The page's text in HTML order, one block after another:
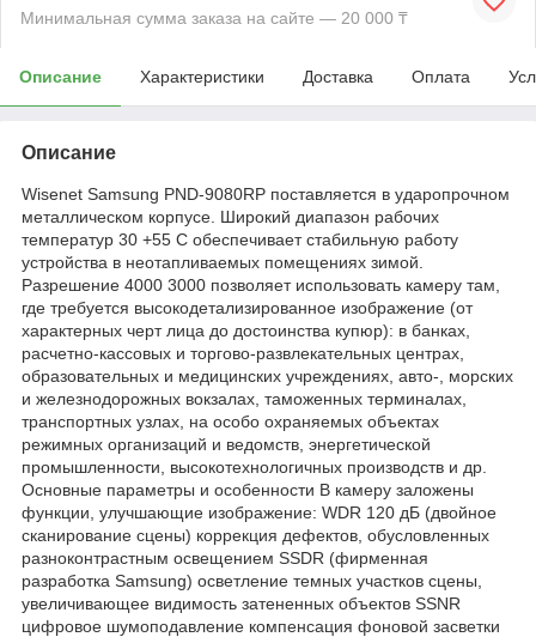
Минимальная сумма заказа на сайте — 20 000 ₸
Описание Характеристики Доставка Оплата
Описание
Wisenet Samsung PND-9080RP поставляется в ударопрочном
металлическом корпусе. Широкий диапазон рабочих
температур 30 +55 C обеспечивает стабильную работу
устройства в неотапливаемых помещениях зимой.
Разрешение 4000 3000 позволяет использовать камеру там,
где требуется высокодетализированное изображение (от
характерных черт лица до достоинства купюр): в банках,
расчетно-кассовых и торгово-развлекательных центрах,
образовательных и медицинских учреждениях, авто-, морских
и железнодорожных вокзалах, таможенных терминалах,
транспортных узлах, на особо охраняемых объектах
режимных организаций и ведомств, энергетической
промышленности, высокотехнологичных производств и др.
Основные параметры и особенности В камеру заложены
функции, улучшающие изображение: WDR 120 дБ (двойное
сканирование сцены) коррекция дефектов, обусловленных
разноконтрастным освещением SSDR (фирменная
разработка Samsung) осветление темных участков сцены,
увеличивающее видимость затененных объектов SSNR
цифровое шумоподавление компенсация фоновой засветки